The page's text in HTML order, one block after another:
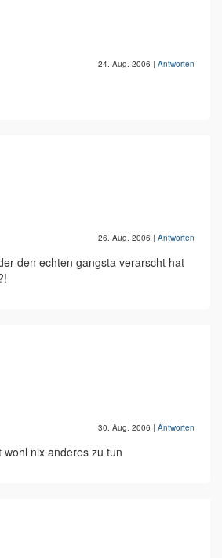
24. Aug. 2006 | Antworten
26. Aug. 2006 | Antworten
den echten gangsta verarscht hat
30. Aug. 2006 | Antworten
nix anderes zu tun